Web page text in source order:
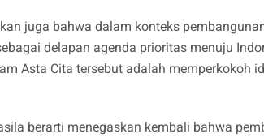
juga bahwa dalam konteks
delapan agenda prioritas menuju
Asta Cita tersebut adalah memperkokoh
berarti menegaskan kembali bahwa